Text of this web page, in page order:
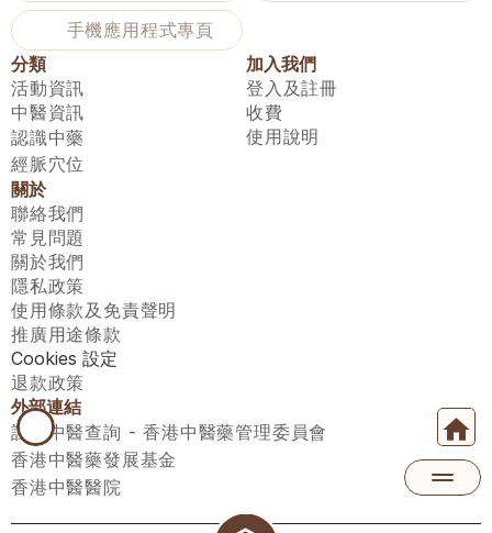
手機應用程式專頁
分類
活動資訊
中醫資訊
認識中藥
經脈穴位
加入我們
登入及註冊
收費
使用說明
關於
聯絡我們
常見問題
關於我們
隱私政策
使用條款及免責聲明
推廣用途條款
Cookies 設定
退款政策
外部連結
註冊中醫查詢 - 香港中醫藥管理委員會
香港中醫藥發展基金
香港中醫醫院